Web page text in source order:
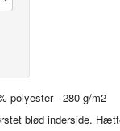
polyester - 280 g/m2
blød inderside.